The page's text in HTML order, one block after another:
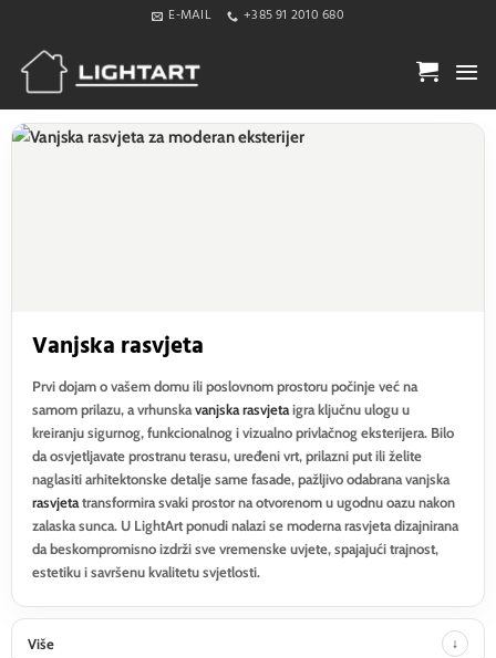
content
E-MAIL +385 91 2010 680
Vanjska rasvjeta
Prvi dojam o vašem domu ili poslovnom prostoru počinje već na
samom prilazu, a vrhunskavanjska rasvjetaigra ključnu ulogu u
kreiranju sigurnog, funkcionalnog i vizualno privlačnog eksterijera. Bilo
da osvjetljavate prostranu terasu, uređeni vrt, prilazni put ili želite
naglasiti arhitektonske detalje same fasade, pažljivo odabrana vanjska
rasvjetatransformira svaki prostor na otvorenom u ugodnu oazu nakon
zalaska sunca. U LightArt ponudi nalazi se moderna rasvjeta dizajnirana
da beskompromisno izdrži sve vremenske uvjete, spajajući trajnost,
estetiku i savršenu kvalitetu svjetlosti.
Više